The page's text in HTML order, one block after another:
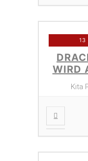
13
WIRD
Kita